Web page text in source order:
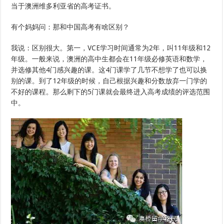
当于澳洲维多利亚省的高考证书。
有个妈妈问：那和中国高考有啥区别？
我说：区别很大。第一，VCE学习时间通常为2年，叫11年级和12
年级。一般来说，澳洲的高中生都会在11年级必修英语和数学，
并选修其他4门感兴趣的课。这4门课学了几节不想学了也可以换
别的课。到了12年级的时候，自己根据兴趣和分数放弃一门学的
不好的课程。那么剩下的5门课就会最终进入高考成绩的评选范围
中。